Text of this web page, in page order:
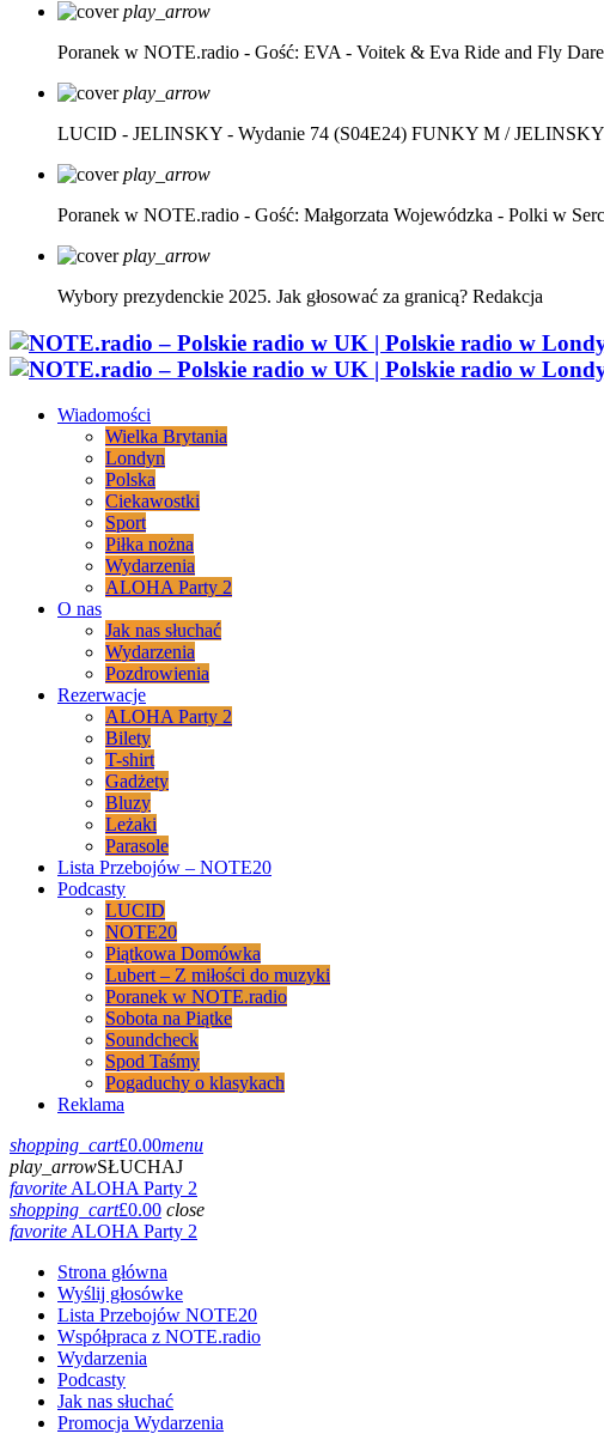
play_arrow
Poranek w NOTE.radio - Gość: EVA - Voitek & Eva Ride and Fly
play_arrow
LUCID - JELINSKY - Wydanie 74 (S04E24) FUNKY M / JELINSKY
play_arrow
Poranek w NOTE.radio - Gość: Małgorzata Wojewódzka - Polki w
play_arrow
Wybory prezydenckie 2025. Jak głosować za granicą? Redakcja
Wiadomości
Wielka Brytania
Londyn
Polska
Ciekawostki
Sport
Piłka nożna
Wydarzenia
ALOHA Party 2
O nas
Jak nas słuchać
Wydarzenia
Pozdrowienia
Rezerwacje
ALOHA Party 2
Bilety
T-shirt
Gadżety
Bluzy
Leżaki
Parasole
Lista Przebojów – NOTE20
Podcasty
LUCID
NOTE20
Piątkowa Domówka
Lubert – Z miłości do muzyki
Poranek w NOTE.radio
Sobota na Piątke
Soundcheck
Spod Taśmy
Pogaduchy o klasykach
Reklama
shopping_cart£0.00menu
play_arrowSŁUCHAJ
favoriteALOHA Party 2
shopping_cart£0.00 close
favoriteALOHA Party 2
Strona główna
Wyślij głosówke
Lista Przebojów NOTE20
Współpraca z NOTE.radio
Wydarzenia
Podcasty
Jak nas słuchać
Promocja Wydarzenia